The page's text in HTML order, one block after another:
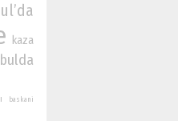
kaza
baskani